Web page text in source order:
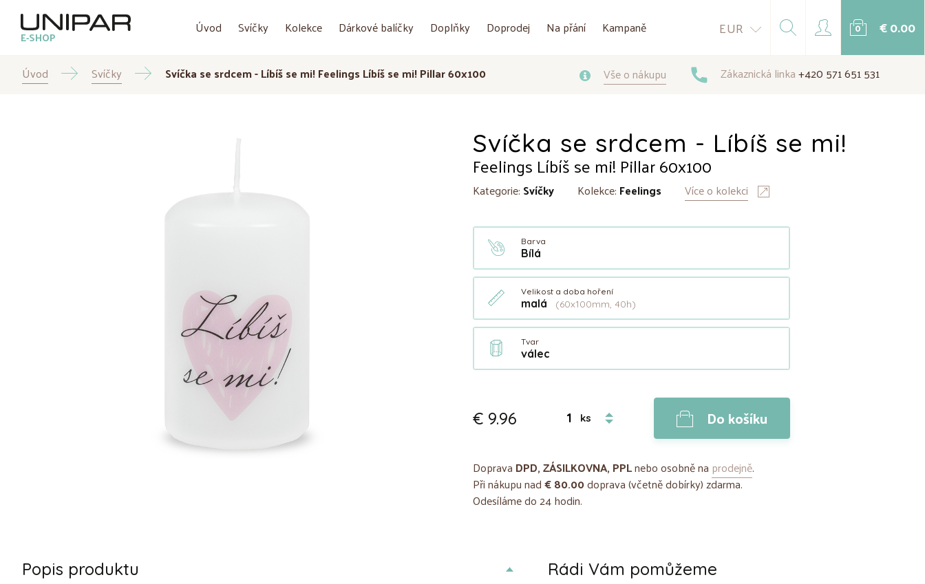
E-SHOP Úvod Svíčky Kolekce Dárkové balíčky Doplňky Doprodej Na přání Kampaně EUR 0 € 0.00
Úvod Svíčky Svíčka se srdcem - Líbíš se mi! Feelings Líbíš se mi! Pillar 60x100 Vše o nákupu Zákaznická linka+420 571 651 531
Svíčka se srdcem - Líbíš se mi!
Feelings Líbíš se mi! Pillar 60x100
Kategorie: Svíčky Kolekce: Feelings Více o kolekci
Barva
Bílá
Velikost a doba hoření
malá (60x100mm, 40h)
Tvar
válec
€ 9.96 ks Do košíku
Doprava DPD, ZÁSILKOVNA, PPLnebo osobně na prodejně.
Při nákupu nad€ 80.00doprava (včetně dobírky) zdarma.
Odesíláme do 24 hodin.
Popis produktu Rádi Vám pomůžeme